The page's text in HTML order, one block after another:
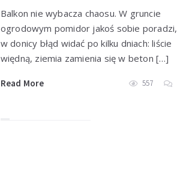
Balkon nie wybacza chaosu. W gruncie
ogrodowym pomidor jakoś sobie poradzi,
w donicy błąd widać po kilku dniach: liście
więdną, ziemia zamienia się w beton […]
Read More 557